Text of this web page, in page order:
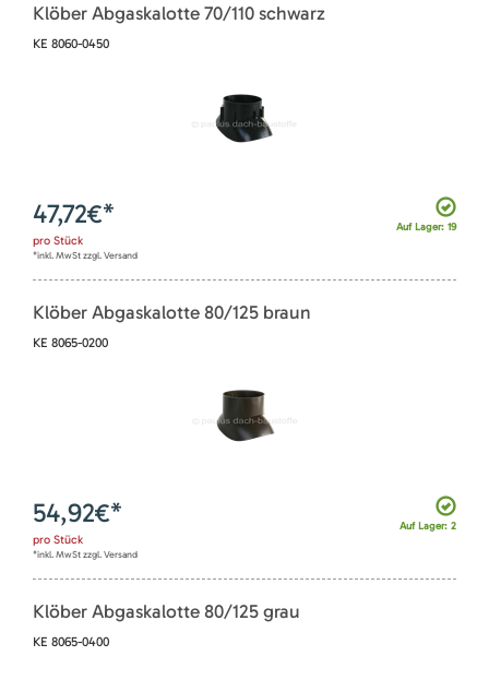
Klöber Abgaskalotte 70/110 schwarz
KE 8060-0450
Auf Lager: 19
47,72€*
pro Stück
*inkl. MwSt zzgl. Versand
Klöber Abgaskalotte 80/125 braun
KE 8065-0200
Auf Lager: 2
54,92€*
pro Stück
*inkl. MwSt zzgl. Versand
Klöber Abgaskalotte 80/125 grau
KE 8065-0400